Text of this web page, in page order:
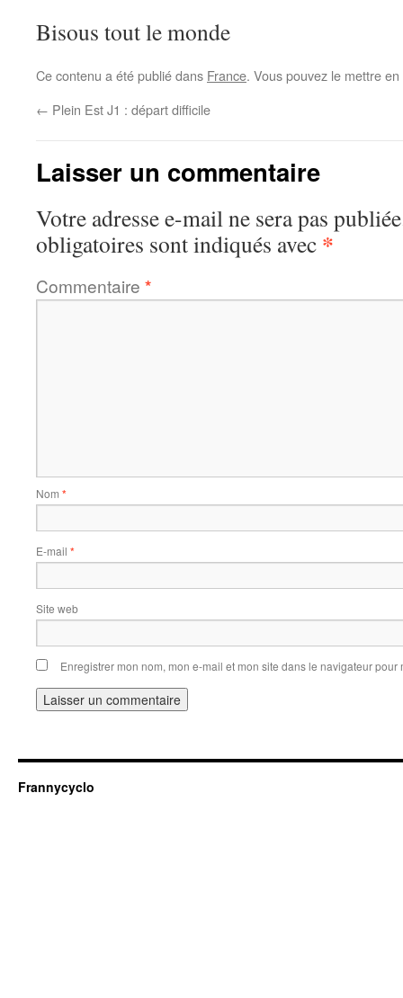
Bisous tout le monde
Ce contenu a été publié dans France. Vous pouvez le mettre
← Plein Est J1 : départ difficile
Laisser un commentaire
Votre adresse e-mail ne sera pas
obligatoires sont indiqués avec *
Commentaire *
Nom *
E-mail *
Site web
Enregistrer mon nom, mon e-mail et mon site dans le navigateur
Frannycyclo